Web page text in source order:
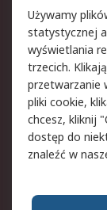
Aspekty
maila
Polityka
Używamy
statystycznej
wyświetlania
trzecich.
przetwarzanie
pliki cookie,
chcesz, kliknij
dostęp do
znaleźć w